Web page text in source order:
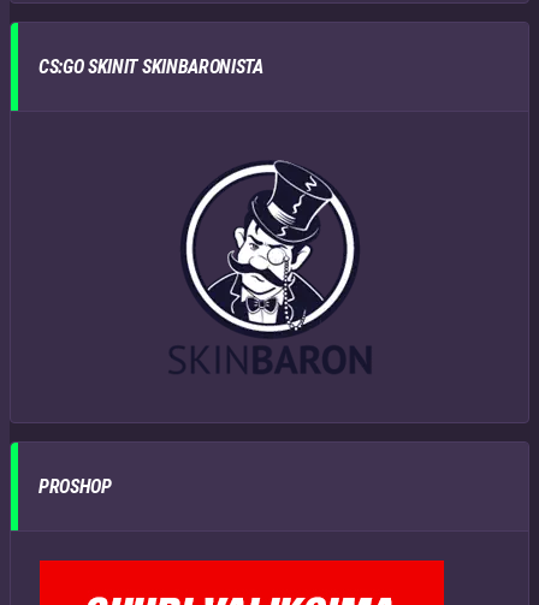
CS:GO SKINIT SKINBARONISTA
PROSHOP